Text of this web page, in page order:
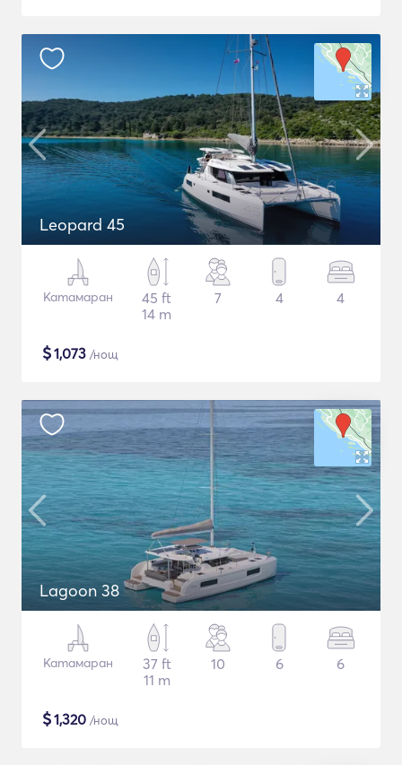
Leopard 45
Катамаран
45 ft
14 m
7 4 4
$1,073 /нощ
Lagoon 38
Катамаран
37 ft
11 m
10 6 6
$1,320 /нощ